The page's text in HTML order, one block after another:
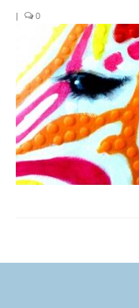
CONSEILS &
REALISATIONS
CONTACT
| 0